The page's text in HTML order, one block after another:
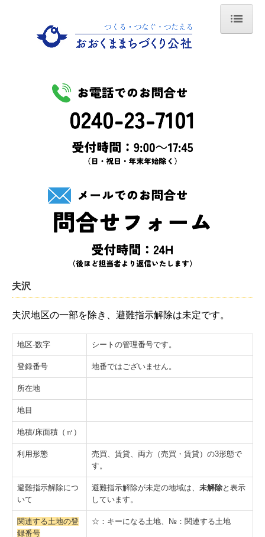
Home
法人概要
代表理事あいさつ
不動産利活用支援事業とは？
不動産登録を希望
登録不動産一覧
不動産利活用_Q&A
除草剤散布を希望
不動産セミナー
ふるさと絆づくり事業
コミュニティ団体の紹介
移住定住支援事業
町内見学ツアー
おおくまコンシェルジュ
夫沢
夫沢地区の一部を除き、避難指示解除は未定です。
地区-数字 シートの管理番号です。
登録番号 地番ではございません。
所在地
地目
地積/床面積（㎡）
利用形態
売買、賃貸、両方（売買・賃貸）の3形態で
す。
避難指示解除につ
いて
避難指示解除が未定の地域は、 未解除と表示
しています。
関連する土地の登
録番号
☆：キーになる土地、№：関連する土地